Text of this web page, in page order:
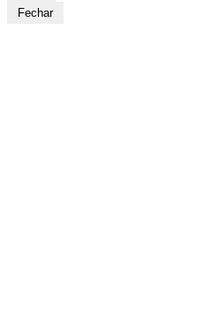
Fechar